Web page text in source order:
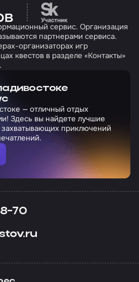
Перейти на сайт
сервис. Организация
партнерами сервиса.
организаторах игр
квестов в разделе «Контакты»
— отличный отдых
Здесь вы найдете лучшие
захватывающих приключений
70